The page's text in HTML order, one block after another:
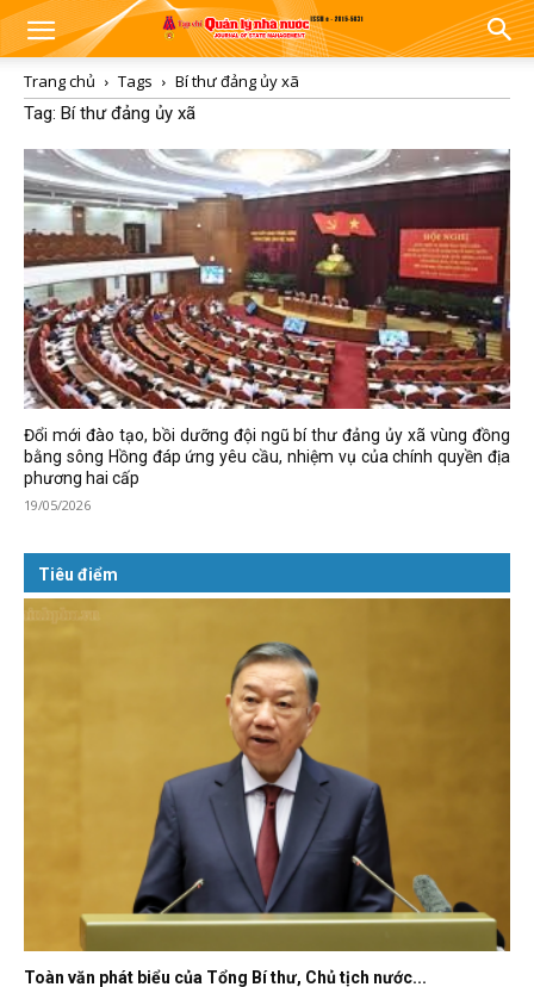
Trang chủ Tags
Bí thư đảng ủy xã
Tag: Bí thư đảng ủy xã
Đổi mới đào tạo, bồi dưỡng đội ngũ bí thư đảng ủy xã vùng đồng
bằng sông Hồng đáp ứng yêu cầu, nhiệm vụ của chính quyền địa
phương hai cấp
19/05/2026
Tiêu điểm
Toàn văn phát biểu của Tổng Bí thư, Chủ tịch nước...